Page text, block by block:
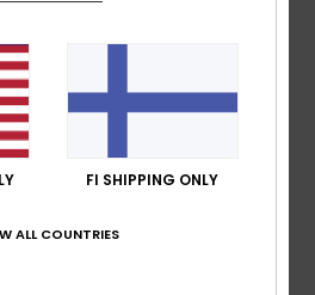
Score
FI SHIPPING ONLY
ALL COUNTRIES